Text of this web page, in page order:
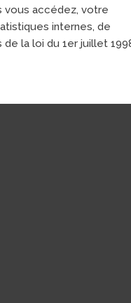
vous accédez, votre
internes, de
la loi du 1er juillet